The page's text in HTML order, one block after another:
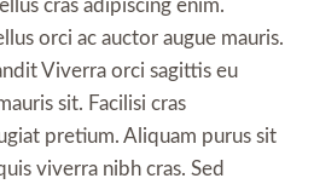
cras adipiscing enim.
orci ac auctor augue mauris.
Viverra orci sagittis eu
sit. Facilisi cras
pretium. Aliquam purus sit
viverra nibh cras. Sed